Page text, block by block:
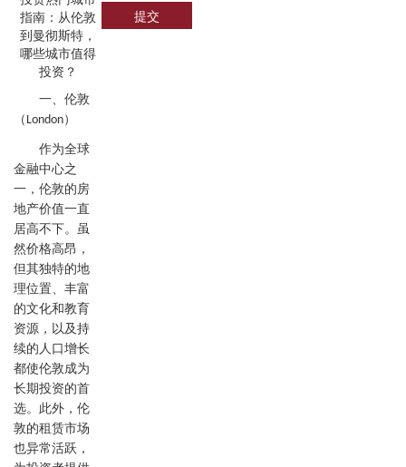
一、伦敦
（ London）
作为全球
金融中心之
一，伦敦的房
地产价值一直
居高不下。虽
然价格高昂，
但其独特的地
理位置、丰富
的文化和教育
资源，以及持
续的人口增长
都使伦敦成为
长期投资的首
选。此外，伦
敦的租赁市场
也异常活跃，
提交